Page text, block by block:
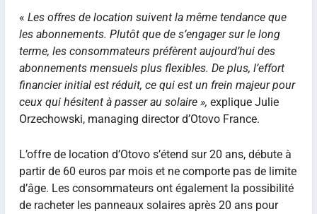
« Les offres de location suivent la même tendance que
les abonnements. Plutôt que de s’engager sur le long
terme, les consommateurs préfèrent aujourd’hui des
abonnements mensuels plus flexibles. De plus, l’effort
financier initial est réduit, ce qui est un frein majeur pour
ceux qui hésitent à passer au solaire », explique Julie
Orzechowski, managing director d’Otovo France.
L’offre de location d’Otovo s’étend sur 20 ans, débute à
partir de 60 euros par mois et ne comporte pas de limite
d’âge. Les consommateurs ont également la possibilité
de racheter les panneaux solaires après 20 ans pour